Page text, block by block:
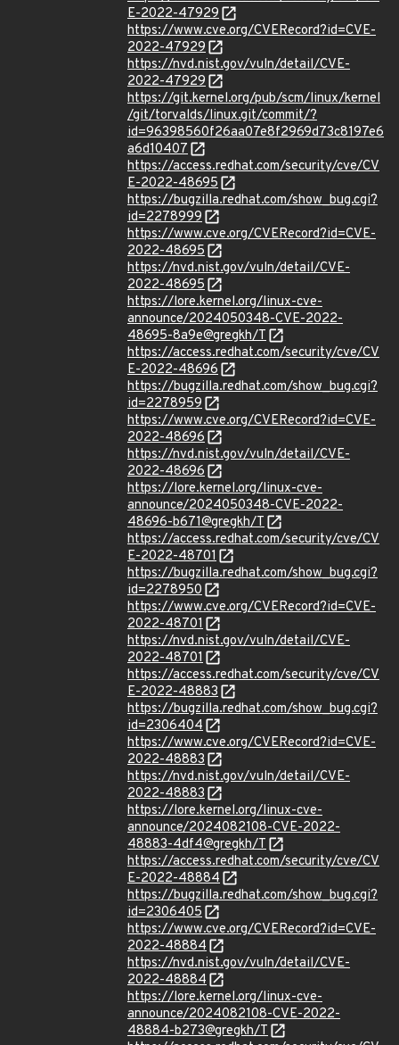
E-2022-47929
https://www.cve.org/CVERecord?id=CVE-
2022-47929
https://nvd.nist.gov/vuln/detail/CVE-
2022-47929
https://git.kernel.org/pub/scm/linux/kernel
/git/torvalds/linux.git/commit/?
id=96398560f26aa07e8f2969d73c8197e6
a6d10407
https://access.redhat.com/security/cve/CV
E-2022-48695
https://bugzilla.redhat.com/show_bug.cgi?
id=2278999
https://www.cve.org/CVERecord?id=CVE-
2022-48695
https://nvd.nist.gov/vuln/detail/CVE-
2022-48695
https://lore.kernel.org/linux-cve-
announce/2024050348-CVE-2022-
48695-8a9e@gregkh/T
https://access.redhat.com/security/cve/CV
E-2022-48696
https://bugzilla.redhat.com/show_bug.cgi?
id=2278959
https://www.cve.org/CVERecord?id=CVE-
2022-48696
https://nvd.nist.gov/vuln/detail/CVE-
2022-48696
https://lore.kernel.org/linux-cve-
announce/2024050348-CVE-2022-
48696-b671@gregkh/T
https://access.redhat.com/security/cve/CV
E-2022-48701
https://bugzilla.redhat.com/show_bug.cgi?
id=2278950
https://www.cve.org/CVERecord?id=CVE-
2022-48701
https://nvd.nist.gov/vuln/detail/CVE-
2022-48701
https://access.redhat.com/security/cve/CV
E-2022-48883
https://bugzilla.redhat.com/show_bug.cgi?
id=2306404
https://www.cve.org/CVERecord?id=CVE-
2022-48883
https://nvd.nist.gov/vuln/detail/CVE-
2022-48883
https://lore.kernel.org/linux-cve-
announce/2024082108-CVE-2022-
48883-4df4@gregkh/T
https://access.redhat.com/security/cve/CV
E-2022-48884
https://bugzilla.redhat.com/show_bug.cgi?
id=2306405
https://www.cve.org/CVERecord?id=CVE-
2022-48884
https://nvd.nist.gov/vuln/detail/CVE-
2022-48884
https://lore.kernel.org/linux-cve-
announce/2024082108-CVE-2022-
48884-b273@gregkh/T